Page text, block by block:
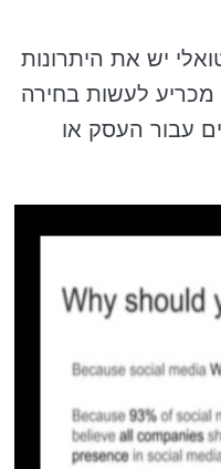
יש את היתרונות
מכריע לעשות בחירה
עבור העסק או